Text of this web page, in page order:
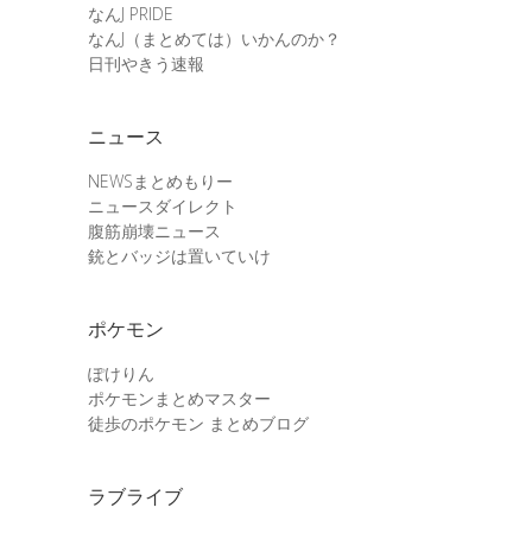
なんJ PRIDE
なんJ（まとめては）いかんのか？
日刊やきう速報
ニュース
NEWSまとめもりー
ニュースダイレクト
腹筋崩壊ニュース
銃とバッジは置いていけ
ポケモン
ぽけりん
ポケモンまとめマスター
徒歩のポケモン まとめブログ
ラブライブ